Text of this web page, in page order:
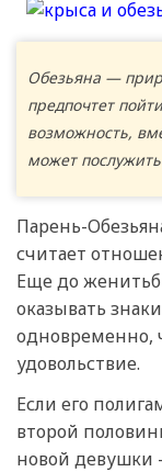
Обезьяна —
предпочтет
возможность,
может
Парень-
считает
Еще до
оказывать
одновременно,
удовольствие.
Если его
второй
новой девушки